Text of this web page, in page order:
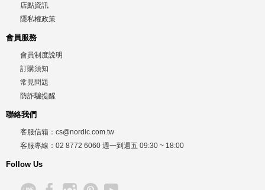
店點資訊
隱私權政策
會員服務
會員制度說明
訂購須知
常見問題
防詐騙提醒
聯絡我們
客服信箱： cs@nordic.com.tw
客服專線： 02 8772 6060 週一到週五 09:30 ~ 18:00
Follow Us